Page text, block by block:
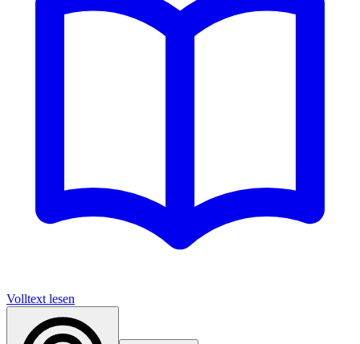
Volltext lesen